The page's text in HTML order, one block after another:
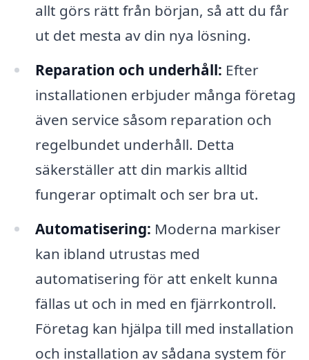
allt görs rätt från början, så att du får
ut det mesta av din nya lösning.
Reparation och underhåll: Efter
installationen erbjuder många företag
även service såsom reparation och
regelbundet underhåll. Detta
säkerställer att din markis alltid
fungerar optimalt och ser bra ut.
Automatisering: Moderna markiser
kan ibland utrustas med
automatisering för att enkelt kunna
fällas ut och in med en fjärrkontroll.
Företag kan hjälpa till med installation
och installation av sådana system för